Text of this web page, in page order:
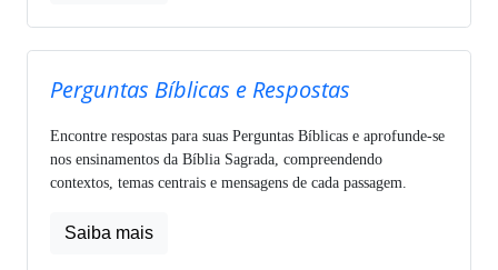
Perguntas Bíblicas e Respostas
Encontre respostas para suas Perguntas Bíblicas e aprofunde-se
nos ensinamentos da Bíblia Sagrada, compreendendo
contextos, temas centrais e mensagens de cada passagem.
Saiba mais